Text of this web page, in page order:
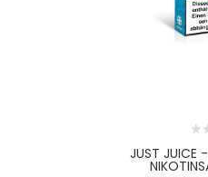
JUST JUICE